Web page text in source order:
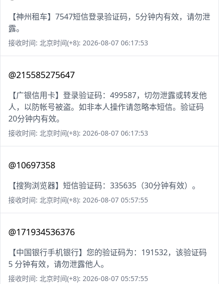
【神州租车】7547短信登录验证码，5分钟内有效，请勿泄
露。
接收时间: 北京时间(+8): 2026-08-07 06:17:53
@215585275647
【广银信用卡】登录验证码：499587，切勿泄露或转发他
人，以防帐号被盗。如非本人操作请忽略本短信。验证码
20分钟内有效。
接收时间: 北京时间(+8): 2026-08-07 06:17:53
@10697358
【搜狗浏览器】短信验证码：335635（30分钟有效）。
接收时间: 北京时间(+8): 2026-08-07 05:57:55
@171934536376
【中国银行手机银行】您的验证码为：191532，该验证码
5 分钟有效，请勿泄露他人。
接收时间: 北京时间(+8): 2026-08-07 05:57:55